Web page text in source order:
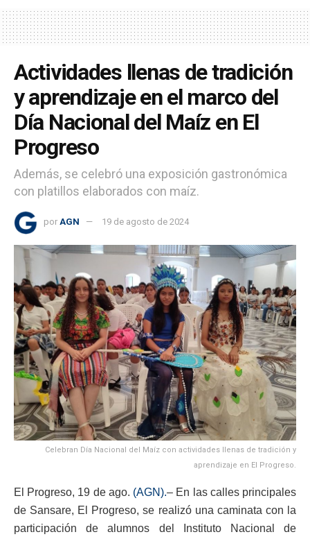
Actividades llenas de tradición
y aprendizaje en el marco del
Día Nacional del Maíz en El
Progreso
Además, se celebró una exposición gastronómica
con platillos elaborados con maíz.
por AGN 19 de agosto de 2024
Celebran Día Nacional del Maíz con actividades llenas de tradición y
aprendizaje en El Progreso.
El Progreso, 19 de ago. (AGN).– En las calles principales
de Sansare, El Progreso, se realizó una caminata con la
participación de alumnos del Instituto Nacional de